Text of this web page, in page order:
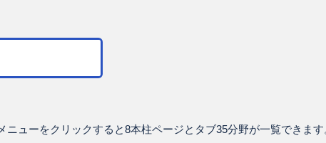
ニューをクリックすると8本柱ページとタブ35分野が一覧できま